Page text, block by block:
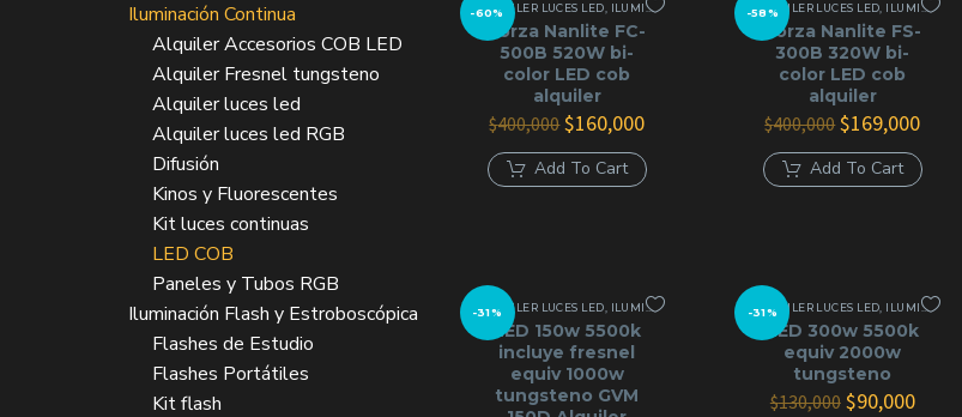
Iluminación Continua
Alquiler Accesorios COB LED
Alquiler Fresnel tungsteno
Alquiler luces led
Alquiler luces led RGB
Difusión
Kinos y Fluorescentes
Kit luces continuas
LED COB
Paneles y Tubos RGB
Iluminación Flash y Estroboscópica
Flashes de Estudio
Flashes Portátiles
Kit flash
-60%
ALQUILER LUCES LED ILUMINACIÓN CONTINUA ,LED COB
Forza Nanlite FC-
500B 520W bi-
color LED cob
alquiler
$400,000El
precio
original
era:
$160,000El
actual
es:
Add To Cart
-58%
ALQUILER LUCES LED ILUMINACIÓN CONTINUA
Forza Nanlite FS-
300B 320W bi-
color LED cob
alquiler
$400,000El
precio
original
era:
$169,000El
actual
es:
Add To Cart
-31%
ALQUILER LUCES LED ILUMINACIÓN CONTINUA ,LED COB
LED 150w 5500k
incluye fresnel
equiv 1000w
tungsteno GVM
-31%
ALQUILER LUCES LED ILUMINACIÓN CONTINUA
LED 300w 5500k
equiv 2000w
tungsteno
$130,000 El
$90,000El